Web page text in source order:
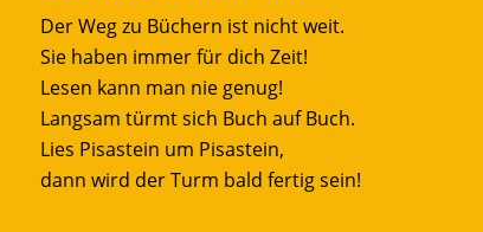
Der Weg zu Büchern ist nicht weit.
Sie haben immer für dich Zeit!
Lesen kann man nie genug!
Langsam türmt sich Buch auf Buch.
Lies Pisastein um Pisastein,
dann wird der Turm bald fertig sein!